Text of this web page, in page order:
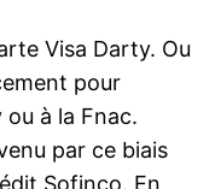
Visa Darty. Ou
pour
ou à la Fnac.
par ce biais
Sofinco. En